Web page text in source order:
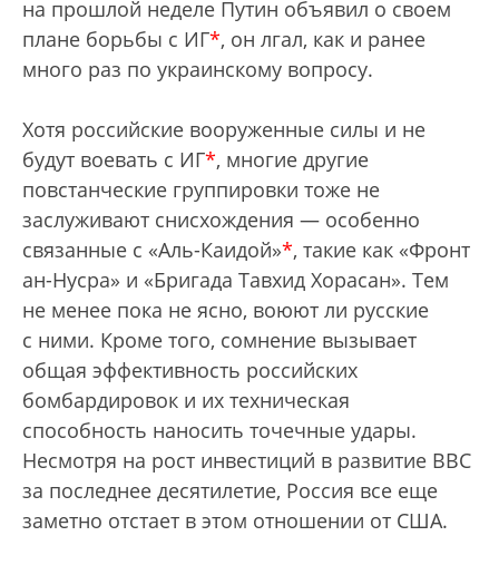
на прошлой неделе Путин объявил о своем
плане борьбы с ИГ*, он лгал, как и ранее
много раз по украинскому вопросу.
Хотя российские вооруженные силы и не
будут воевать с ИГ*, многие другие
повстанческие группировки тоже не
заслуживают снисхождения — особенно
связанные с «Аль-Каидой»*, такие как «Фронт
ан-Нусра» и «Бригада Тавхид Хорасан». Тем
не менее пока не ясно, воюют ли русские
с ними. Кроме того, сомнение вызывает
общая эффективность российских
бомбардировок и их техническая
способность наносить точечные удары.
Несмотря на рост инвестиций в развитие ВВС
за последнее десятилетие, Россия все еще
заметно отстает в этом отношении от США.